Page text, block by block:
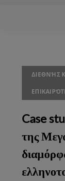
ΔΙΕΘΝΉΣ
Case
της